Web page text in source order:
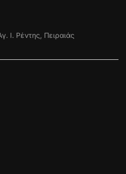
Ι. Ρέντης, Πειραιάς